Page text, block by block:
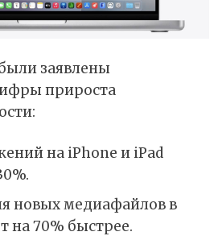
заявлены
прироста
на iPhone и iPad
новых медиафайлов в
на 70% быстрее.